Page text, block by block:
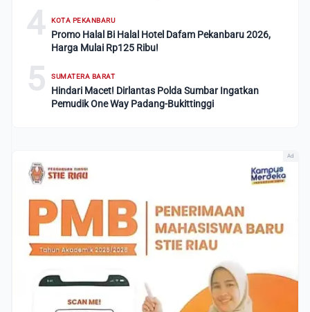
4 KOTA PEKANBARU
Promo Halal Bi Halal Hotel Dafam Pekanbaru 2026,
Harga Mulai Rp125 Ribu!
5 SUMATERA BARAT
Hindari Macet! Dirlantas Polda Sumbar Ingatkan
Pemudik One Way Padang-Bukittinggi
Ad